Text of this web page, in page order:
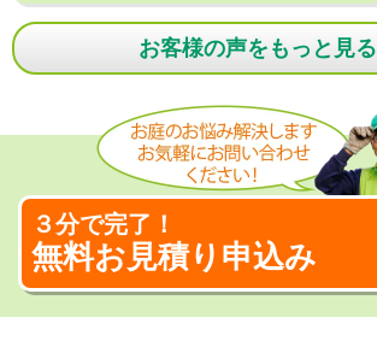
お客様の声をもっと見る
３分で完了！
無料お見積り申込み